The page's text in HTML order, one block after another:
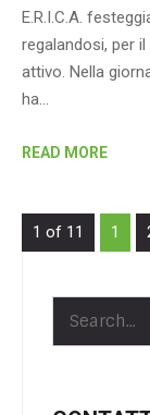
E.R.I.C.A.
regalandosi, per
attivo. Nella
ha…
READ MORE
1 of 11 1